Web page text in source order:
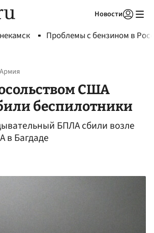
Новости
Проблемы с бензином в
Армия
США
беспилотники
БПЛА сбили возле
в Багдаде